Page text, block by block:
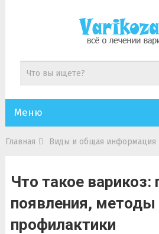
Меню
Главная Виды и общая информация
Что такое варикоз:
появления, методы
профилактики